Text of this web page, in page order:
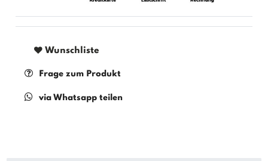
Wunschliste
Frage zum Produkt
via Whatsapp teilen